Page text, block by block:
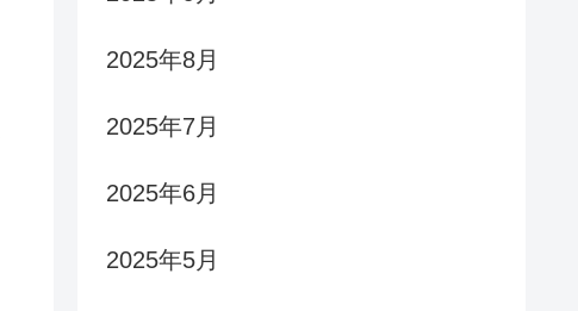
2025年8月
2025年7月
2025年6月
2025年5月